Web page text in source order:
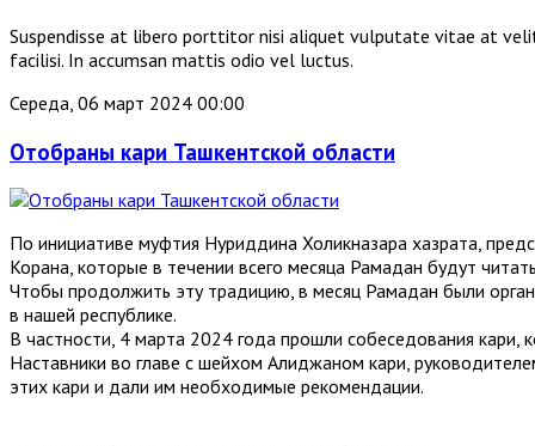
Suspendisse at libero porttitor nisi aliquet vulputate vitae at
facilisi. In accumsan mattis odio vel luctus.
Середа, 06 март 2024 00:00
Отобраны кари Ташкентской области
По инициативе муфтия Нуриддина Холикназара хазрата,
Корана, которые в течении всего месяца Рамадан будут
Чтобы продолжить эту традицию, в месяц Рамадан были
в нашей республике.
В частности, 4 марта 2024 года прошли собеседования кари,
Наставники во главе с шейхом Алиджаном кари,
этих кари и дали им необходимые рекомендации.